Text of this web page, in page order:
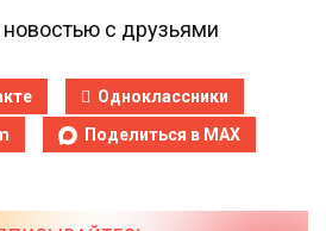
с друзьями
Одноклассники
Поделиться в MAX